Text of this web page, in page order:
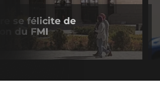
se félicite de
du FMI